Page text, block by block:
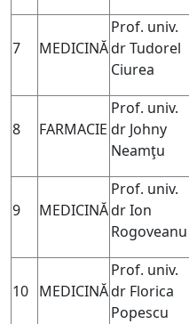
7 MEDICINĂ
Prof. univ.
dr Tudorel
Ciurea
8 FARMACIE
Prof. univ.
dr Johny
Neamţu
9 MEDICINĂ
Prof. univ.
dr Ion
Rogoveanu
10 MEDICINĂ
Prof. univ.
dr Florica
Popescu